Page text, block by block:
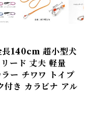
140cm 超小型犬
ード 丈夫 軽量
ー チワワ トイプ
付き カラビナ アル